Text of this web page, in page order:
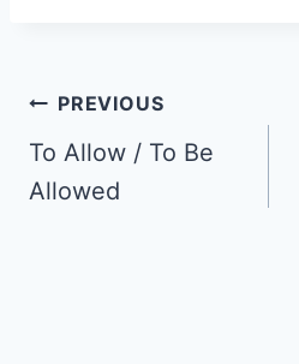
PREVIOUS
To Allow / To Be
Allowed